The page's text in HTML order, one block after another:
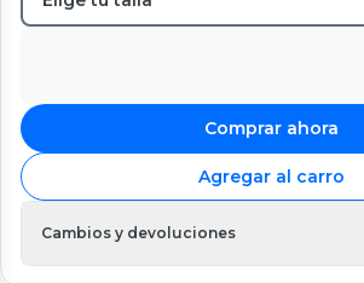
Comprar ahora
Agregar al carro
Cambios y devoluciones